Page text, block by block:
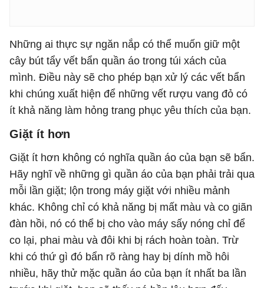
Những ai thực sự ngăn nắp có thể muốn giữ một
cây bút tẩy vết bẩn quần áo trong túi xách của
mình. Điều này sẽ cho phép bạn xử lý các vết bẩn
khi chúng xuất hiện để những vết rượu vang đỏ có
ít khả năng làm hỏng trang phục yêu thích của bạn.
Giặt ít hơn
Giặt ít hơn không có nghĩa quần áo của bạn sẽ bẩn.
Hãy nghĩ về những gì quần áo của bạn phải trải qua
mỗi lần giặt; lộn trong máy giặt với nhiều mảnh
khác. Không chỉ có khả năng bị mất màu và co giãn
đàn hồi, nó có thể bị cho vào máy sấy nóng chỉ để
co lại, phai màu và đôi khi bị rách hoàn toàn. Trừ
khi có thứ gì đó bẩn rõ ràng hay bị dính mồ hôi
nhiều, hãy thử mặc quần áo của bạn ít nhất ba lần